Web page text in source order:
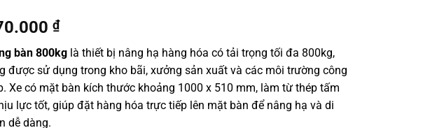
₫
bàn 800kg là thiết bị nâng hạ hàng hóa có tải trọng tối đa 800kg,
được sử dụng trong kho bãi, xưởng sản xuất và các môi trường công
Xe có mặt bàn kích thước khoảng 1000 x 510 mm, làm từ thép tấm
lực tốt, giúp đặt hàng hóa trực tiếp lên mặt bàn để nâng hạ và di
dễ dàng.